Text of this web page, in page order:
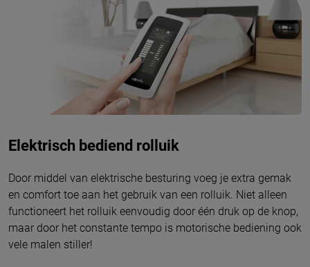
Elektrisch bediend rolluik
Door middel van elektrische besturing voeg je extra gemak
en comfort toe aan het gebruik van een rolluik. Niet alleen
functioneert het rolluik eenvoudig door één druk op de knop,
maar door het constante tempo is motorische bediening ook
vele malen stiller!